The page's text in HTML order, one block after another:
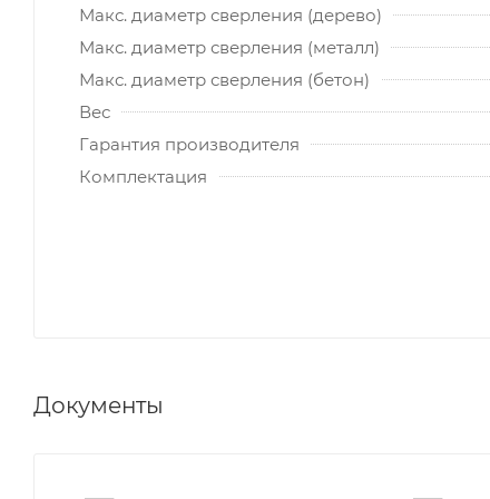
Макс. диаметр сверления (дерево)
Макс. диаметр сверления (металл)
Макс. диаметр сверления (бетон)
Вес
Гарантия производителя
Комплектация
Документы